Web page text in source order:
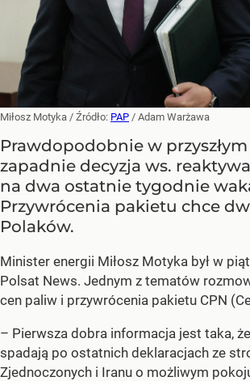
Miłosz Motyka / Źródło: PAP / Adam Warżawa
Prawdopodobnie w
zapadnie decyzja ws.
na dwa ostatnie tygodnie
Przywrócenia pakietu chce
Polaków.
Minister energii Miłosz Motyka był w
Polsat News. Jednym z tematów
cen paliw i przywrócenia pakietu CPN
– Pierwsza dobra informacja jest taka,
spadają po ostatnich deklaracjach ze
Zjednoczonych i Iranu o możliwym